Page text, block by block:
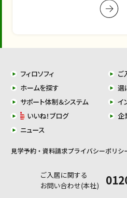
フィロソフィ
ご
ホームを探す
選
サポート体制＆システム
イ
いいね！ブログ
企
ニュース
見学予約・資料請求プライバシーポリシ
ご入居に関する
お問い合わせ(本社)